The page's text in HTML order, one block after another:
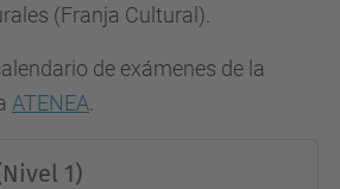
(Franja Cultural).
de exámenes de la
ATENEA
1)